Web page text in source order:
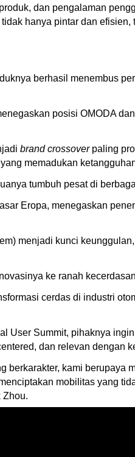
dan pengalaman
hanya pintar dan
berhasil menembus
posisi OMODA
brand crossoverpaling
memadukan
tumbuh pesat di
Eropa, menegaskan
menjadi kunci
ke ranah
cerdas di industri
User Summit, pihaknya
dan relevan dengan
kami berupaya
mobilitas yang
Zhou.